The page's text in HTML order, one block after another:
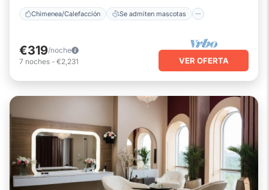
Chimenea/Calefacción Se admiten mascotas
€319/noche
7 noches - €2,231 VER OFERTA